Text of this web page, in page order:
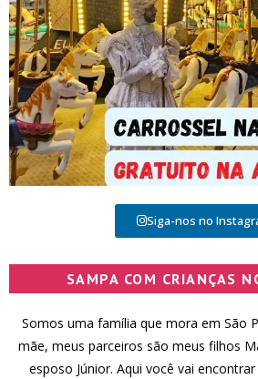
Siga-nos no
SAMPA COM CRIANÇAS
Somos uma família que mora em São
mãe, meus parceiros são meus filhos
esposo Júnior. Aqui você vai